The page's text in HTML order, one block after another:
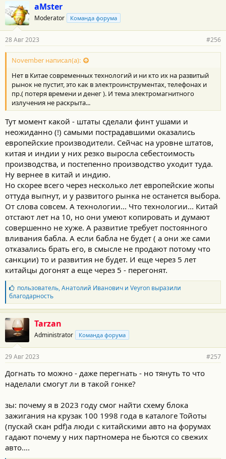
о
д
а
н
о
с
и
:
aMster
Moderator Команда форума
28 Авг 2023 #256
November написал(а):
Нет в Китае современных технологий и ни кто их на развитый
рынок не пустит, это как в электроинструментах, телефонах и
пр.( потеря времени и денег ). И тема электромагнитного
излучения не раскрыта...
Тут момент какой - штаты сделали финт ушами и
неожиданно (!) самыми пострадавшими оказались
европейские производители. Сейчас на уровне штатов,
китая и индии у них резко выросла себестоимость
производства, и постепенно производство уходит туда.
Ну вернее в китай и индию.
Но скорее всего через несколько лет европейские жопы
оттуда выпнут, и у развитого рынка не останется выбора.
От слова совсем. А технологии... Что технологии... Китай
отстают лет на 10, но они умеют копировать и думают
совершенно не хуже. А развитие требует постоянного
вливания бабла. А если бабла не будет ( а они же сами
отказались брать его, в смысле не продают потому что
санкции) то и развития не будет. И еще через 5 лет
китайцы догонят а еще через 5 - перегонят.
Б
л
а
г
о
д
а
р
о
т
и
пользователь,Анатолий Ивановичи Veyronвыразили
благодарность
Tarzan
Administrator Команда форума
29 Авг 2023 #257
Догнать то можно - даже перегнать - но тянуть то что
наделали смогут ли в такой гонке?
зы: почему я в 2023 году смог найти схему блока
зажигания на крузак 100 1998 года в каталоге Тойоты
(пускай скан pdf)а люди с китайскими авто на форумах
гадают почему у них партномера не бьются со свежих
авто….